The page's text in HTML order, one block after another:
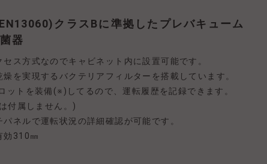
器
セス方式なのでキャビネット内に設置可能です。
燥を実現するバクテリアフィルターを搭載しています。
ットを装備(※)してるので、運転履歴を記録できます。
付属しません。)
パネルで運転状況の詳細確認が可能です。
効310㎜